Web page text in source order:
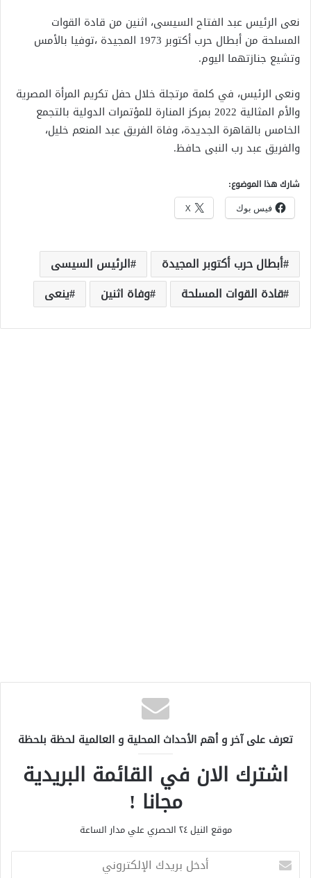
نعى الرئيس عبد الفتاح السيسى، اثنين من قادة القوات
المسلحة من أبطال حرب أكتوبر 1973 المجيدة ،توفيا بالأمس
وتشيع جنازتهما اليوم.
ونعى الرئيس، في كلمة مرتجلة خلال حفل تكريم المرأة المصرية
والأم المثالية 2022 بمركز المنارة للمؤتمرات الدولية بالتجمع
الخامس بالقاهرة الجديدة، وفاة الفريق عبد المنعم خليل،
والفريق عبد رب النبى حافظ.
شارك هذا الموضوع:
فيس بوك X
أبطال حرب أكتوبر المجيدة
الرئيس السيسى
قادة القوات المسلحة
وفاة اثنين ينعى
تعرف على آخر و أهم الأحداث المحلية و العالمية لحظة بلحظة
اشترك الان في القائمة البريدية
مجانا !
موقع النيل ٢٤ الحصري علي مدار الساعة